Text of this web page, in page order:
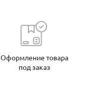
Оформление товара
под заказ